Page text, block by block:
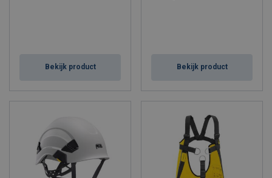
Bekijk product Bekijk product